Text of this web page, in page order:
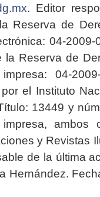
. Editor
Reserva de
04-2009-
la Reserva de
04-2009-
el Instituto
13449 y
ambos
y Revistas
de la última
Hernández.